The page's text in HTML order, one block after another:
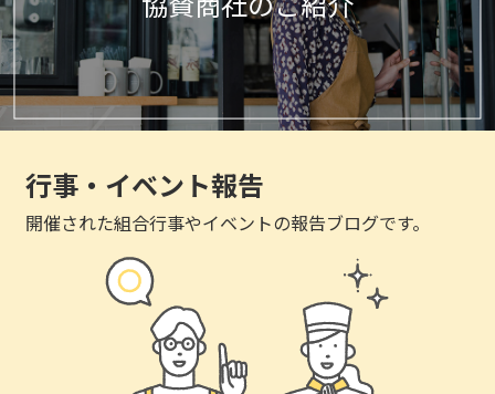
行事・イベント報告
開催された組合行事やイベントの報告ブログです。